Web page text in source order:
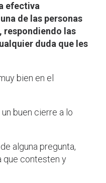
efectiva
de las personas
respondiendo las
duda que les
bien en el
buen cierre a lo
alguna pregunta,
que contesten y